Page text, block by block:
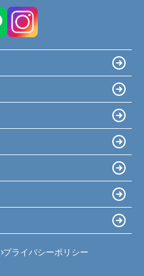
プライバシーポリシー